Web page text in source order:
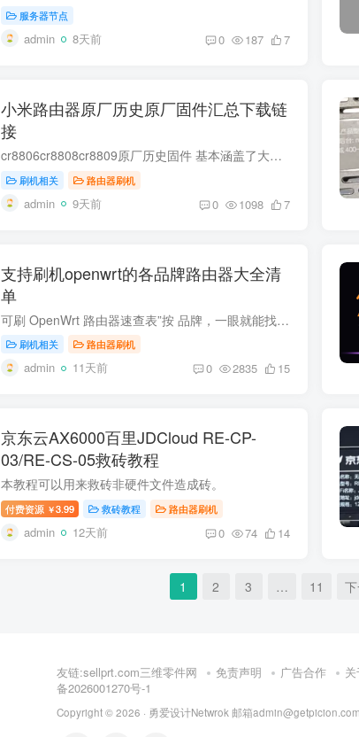
服务器节点
admin 8天前 0 187 7
小米路由器原厂历史原厂固件汇总下载链
接
cr8806cr8808cr8809原厂历史固件 基本涵盖了大部分小米路由器的固件 https://mirom.ezbox.idv.tw/en/miwifi/ 小米路由器采用NAND闪存者(R3/R3G/R3P/R4等)，刷回官方固件必须非常小心，目前已知...
刷机相关 路由器刷机
admin 9天前 0 1098 7
支持刷机openwrt的各品牌路由器大全清
单
可刷 OpenWrt 路由器速查表”按 品牌，一眼就能找到适合自己预算与性能需求的机器。所有型号均经社区验证有稳定固件（官方或 ImmortalWrt / iStoreOS 等分支），只要跟着教程基本可软刷。有些特...
刷机相关 路由器刷机
admin 11天前 0 2835 15
京东云AX6000百里JDCloud RE-CP-
03/RE-CS-05救砖教程
本教程可以用来救砖非硬件文件造成砖。
付费资源 ￥3.99 救砖教程 路由器刷机
admin 12天前 0 74 14
1 2 3 … 11
友链:sellprt.com三维零件网 免责声明 广告合作
备2026001270号-1
Copyright © 2026 · 勇爱设计Netwrok 邮箱admin@getpicion.com